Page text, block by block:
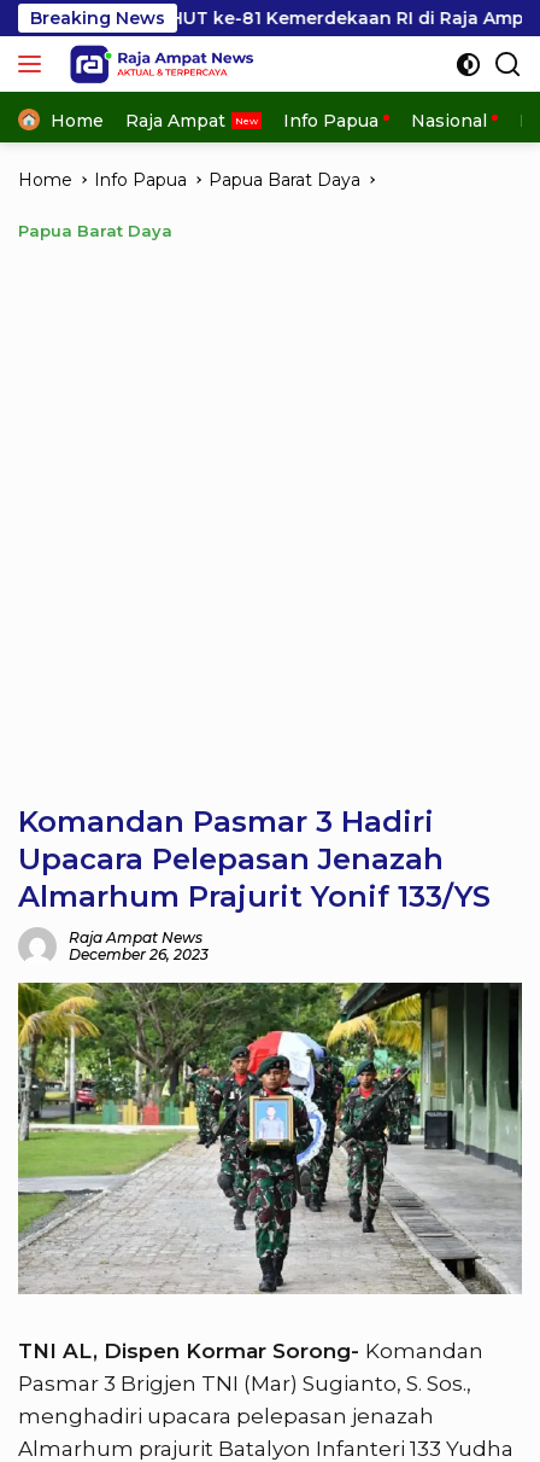
Skip
to
content
Breaking News
ke-81 Kemerdekaan RI di Raja Ampat
Home Raja Ampat Info Papua Nasional
Home Info Papua Papua Barat Daya
Papua Barat Daya
Komandan Pasmar 3 Hadiri
Upacara Pelepasan Jenazah
Almarhum Prajurit Yonif 133/YS
Raja Ampat News
December 26, 2023
TNI AL, Dispen Kormar Sorong- Komandan
Pasmar 3 Brigjen TNI (Mar) Sugianto, S. Sos.,
menghadiri upacara pelepasan jenazah
Almarhum prajurit Batalyon Infanteri 133 Yudha